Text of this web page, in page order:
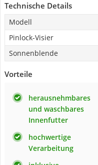
Technische Details
Modell
Pinlock-Visier
Sonnenblende
Vorteile
herausnehmbares
und waschbares
Innenfutter
hochwertige
Verarbeitung